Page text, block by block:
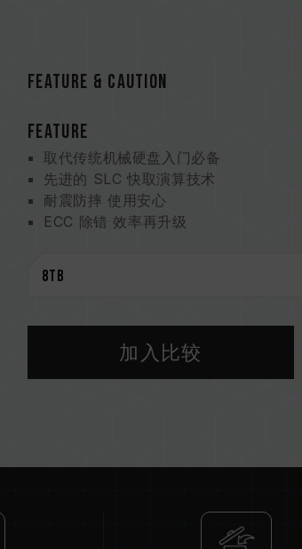
Feature & CAUTION
FEATURE
取代传统机械硬盘入门必备
先进的 SLC 快取演算技术
耐震防摔 使用安心
ECC 除错 效率再升级
加入比较